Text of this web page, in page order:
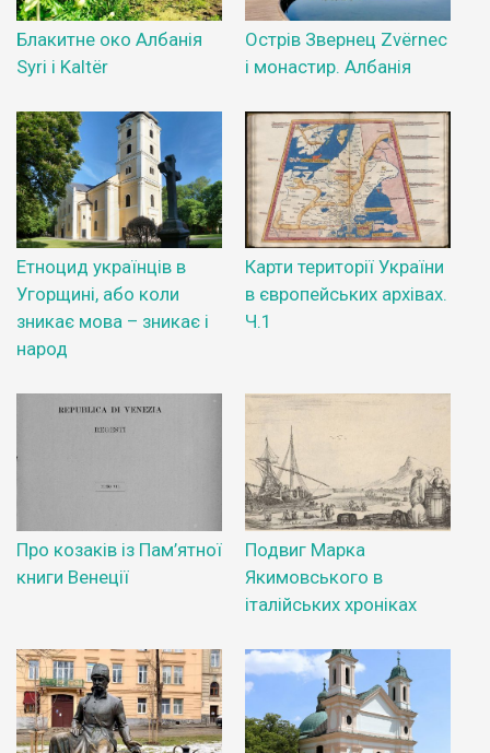
Блакитне око Албанія
Syri i Kaltër
Острів Звернец Zvërnec
і монастир. Албанія
Етноцид українців в
Угорщині, або коли
зникає мова – зникає і
народ
Карти території України
в європейських архівах.
Ч.1
Про козаків із Пам’ятної
книги Венеції
Подвиг Марка
Якимовського в
італійських хроніках